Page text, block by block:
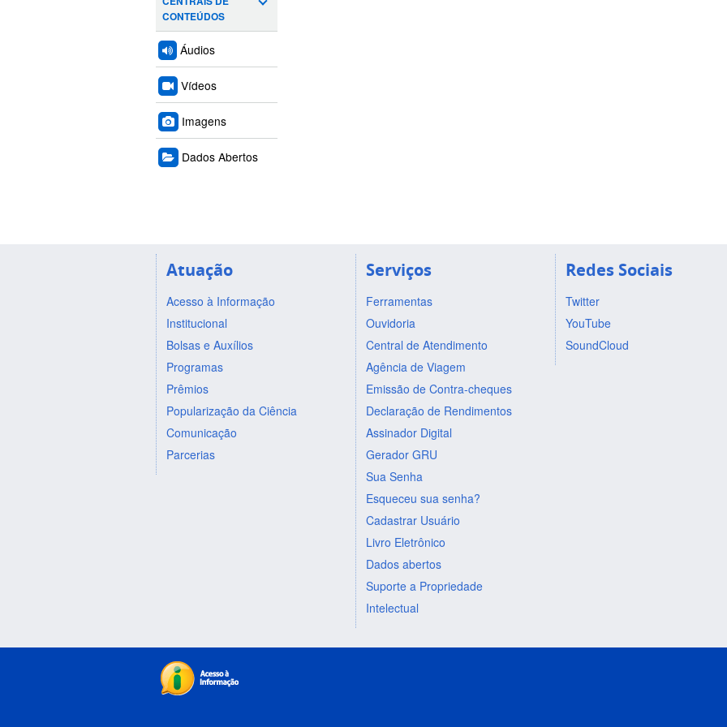
CONTEÚDOS
Áudios
Vídeos
Imagens
Dados Abertos
Atuação
Acesso à Informação
Institucional
Bolsas e Auxílios
Programas
Prêmios
Popularização da Ciência
Comunicação
Parcerias
Serviços
Ferramentas
Ouvidoria
Central de Atendimento
Agência de Viagem
Emissão de Contra-cheques
Declaração de Rendimentos
Assinador Digital
Gerador GRU
Sua Senha
Esqueceu sua senha?
Cadastrar Usuário
Livro Eletrônico
Dados abertos
Suporte a Propriedade
Intelectual
Redes Sociais
Twitter
YouTube
SoundCloud